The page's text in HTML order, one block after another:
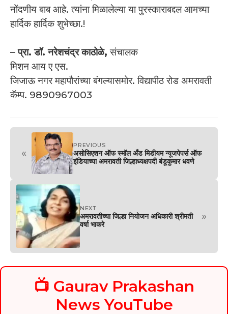
नोंदणीय बाब आहे. त्यांना मिळालेल्या या पुरस्काराबद्दल आमच्या
हार्दिक हार्दिक शुभेच्छा.!
–प्रा. डॉ. नरेशचंद्र काठोळे, संचालक
मिशन आय ए एस.
जिजाऊ नगर महापौरांच्या बंगल्यासमोर. विद्यापीठ रोड अमरावती
कॅम्प. 9890967003
«
PREVIOUS
असोसिएशन ऑफ स्मॉल अँड मिडीयम न्यूजपेपर्स ऑफ
इंडियाच्या अमरावती जिल्हाध्यक्षपदी बंडूकुमार धवणे
NEXT
अमरावतीच्या जिल्हा नियोजन अधिकारी श्रीमती
वर्षा भाकरे
»
📺 Gaurav Prakashan
News YouTube